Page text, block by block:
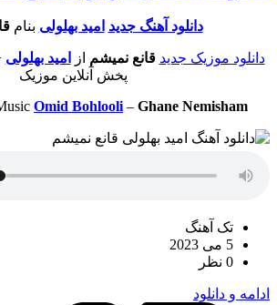
دانلود آهنگ جدید امید بهلولی بنام
دانلود موزیک جدید قانع نمیشم از امید بهلولی
پخش آنلاین موزیک
Omid Bohlooli– Ghane Nemisham
تک آهنگ
5 می 2023
0 نظر
ادامه و دانلود